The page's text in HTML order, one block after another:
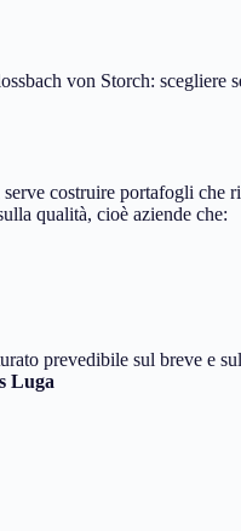
von Storch: scegliere
costruire portafogli che
qualità, cioè aziende che:
prevedibile sul breve e
Luga